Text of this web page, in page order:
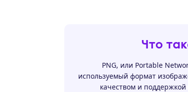
Что
PNG, или Portable
используемый формат
качеством и